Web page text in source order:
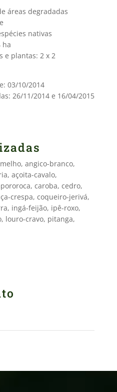
áreas degradadas
nativas
ha
e plantas: 2 x 2
03/10/2014
26/11/2014 e 16/04/2015
angico-branco,
açoita-cavalo,
caroba, cedro,
crespa, coqueiro-jerivá,
ingá-feijão, ipê-roxo,
louro-cravo, pitanga,